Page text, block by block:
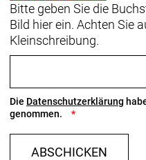
Bitte geben Sie die
Bild hier ein. Achten Sie
Kleinschreibung.
Die Datenschutzerklärung
genommen.
ABSCHICKEN